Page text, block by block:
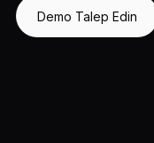
Demo Talep Edin